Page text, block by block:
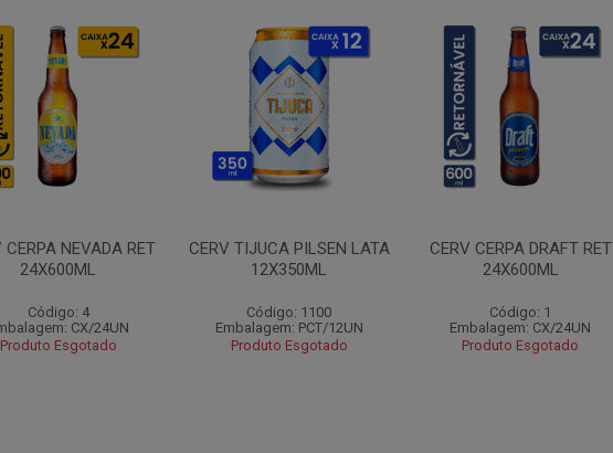
CERPA NEVADA RET
24X600ML
Código: 4
CX/24UN
Produto Esgotado
CERV TIJUCA PILSEN LATA
12X350ML
Código: 1100
Embalagem: PCT/12UN
Produto Esgotado
CERV CERPA DRAFT RET
24X600ML
Código: 1
Embalagem: CX/24UN
Produto Esgotado